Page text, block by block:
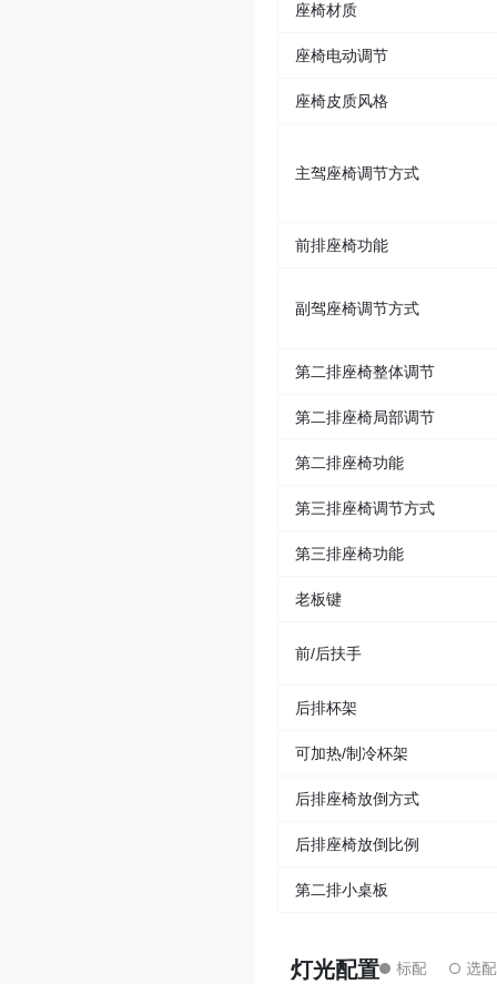
座椅材质
座椅电动调节
座椅皮质风格
主驾座椅调节方式
前排座椅功能
副驾座椅调节方式
第二排座椅整体调节
第二排座椅局部调节
第二排座椅功能
第三排座椅调节方式
第三排座椅功能
老板键
前/后扶手
后排杯架
可加热/制冷杯架
后排座椅放倒方式
后排座椅放倒比例
第二排小桌板
灯光配置